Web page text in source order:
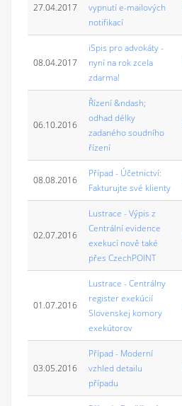
27.04.2017
vypnutí e-mailových
notifikací
08.04.2017
iSpis pro advokáty -
nyní na rok zcela
zdarma!
06.10.2016
Řízení &ndash;
odhad délky
zadaného soudního
řízení
08.08.2016
Případ - Účetnictví:
Fakturujte své klienty
02.07.2016
Lustrace - Výpis z
Centrální evidence
exekucí nově také
přes CzechPOINT
01.07.2016
Lustrace - Centrálny
register exekúcií
Slovenskej komory
exekútorov
03.05.2016
Případ - Moderní
vzhled detailu
případu